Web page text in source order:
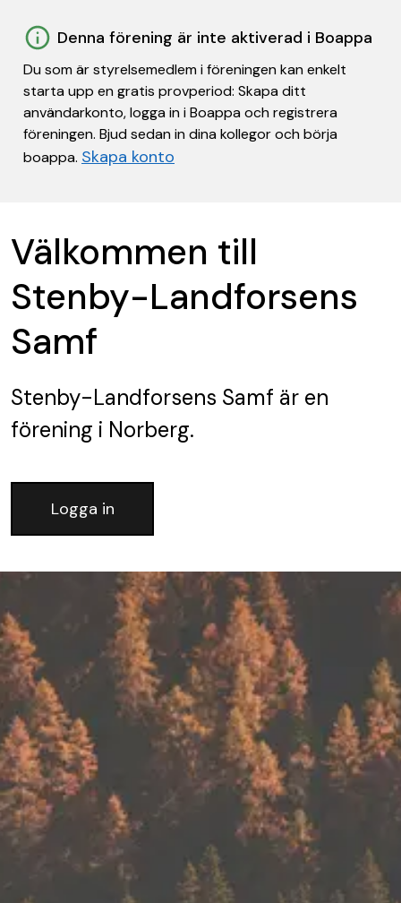
Denna förening är inte aktiverad i Boappa
Du som är styrelsemedlem i föreningen kan enkelt
starta upp en gratis provperiod: Skapa ditt
användarkonto, logga in i Boappa och registrera
föreningen. Bjud sedan in dina kollegor och börja
boappa. Skapa konto
Välkommen till
Stenby-Landforsens
Samf
Stenby-Landforsens Samf är en
förening i Norberg.
Logga in